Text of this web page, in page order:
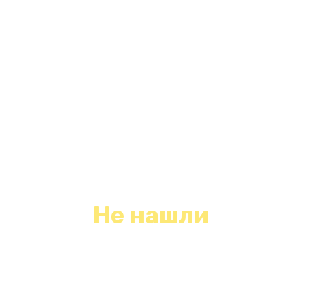
Не нашли